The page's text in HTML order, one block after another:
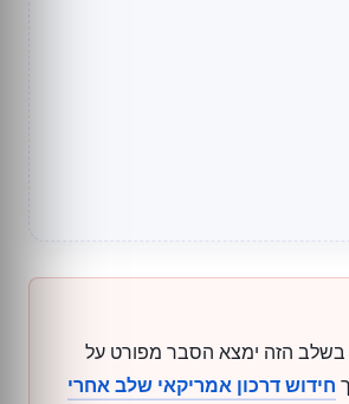
בשלב הזה ימצא הסבר מפורט על
חידוש דרכון אמריקאי שלב אחרי